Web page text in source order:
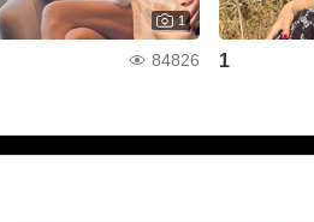
1
84826 1